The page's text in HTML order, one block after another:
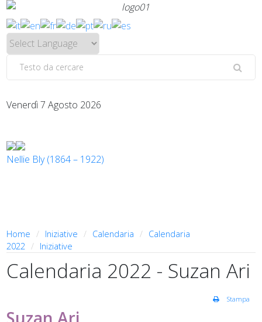
Venerdì 7 Agosto 2026
Nellie Bly (1864 – 1922)
Home Iniziative Calendaria
Calendaria
2022
Iniziative
Calendaria 2022 - Suzan Ari
Stampa